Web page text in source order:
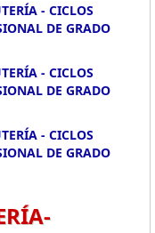
- CICLOS
DE GRADO
- CICLOS
DE GRADO
- CICLOS
DE GRADO